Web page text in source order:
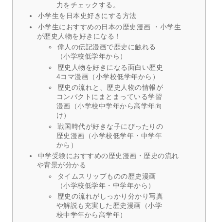
力をチェックする。
小学生を日本史好きにする方法
小学生におすすめの日本の歴史漫画 ・小学生
が歴史人物を好きになる！
偉人の伝記漫画で歴史に触れる
（小学校低学年から）
歴史人物を好きになる面白い歴史
4コマ漫画（小学校低学年から）
歴史の流れと、歴史人物の情報が
コンパクトにまとまっている学習
漫画（小学校中学年から高学年向
け）
戦国時代が好きな子にぴったりの
歴史漫画（小学校低学年・中学年
から）
中学受験におすすめの歴史漫画・歴史の流れ
や背景が分かる
タイムスリップものの歴史漫画
（小学校低学年・中学年から）
歴史の流れがしっかり分かり写真
や解説も充実した歴史漫画（小学
校中学年から高学年）